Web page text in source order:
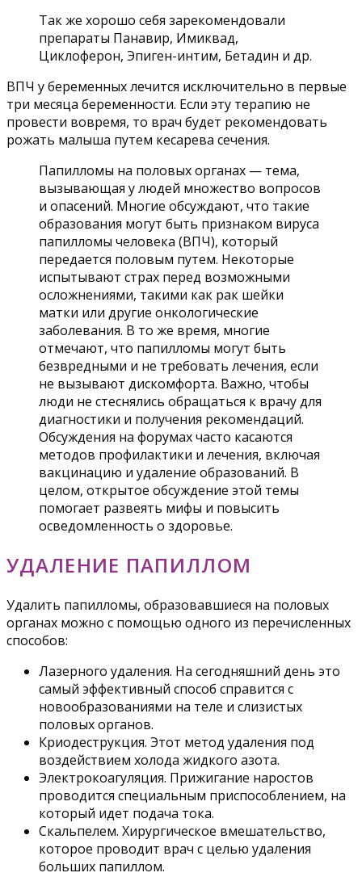
Так же хорошо себя зарекомендовали
препараты Панавир, Имиквад,
Циклоферон, Эпиген-интим, Бетадин и др.
ВПЧ у беременных лечится исключительно в первые
три месяца беременности. Если эту терапию не
провести вовремя, то врач будет рекомендовать
рожать малыша путем кесарева сечения.
Папилломы на половых органах — тема,
вызывающая у людей множество вопросов
и опасений. Многие обсуждают, что такие
образования могут быть признаком вируса
папилломы человека (ВПЧ), который
передается половым путем. Некоторые
испытывают страх перед возможными
осложнениями, такими как рак шейки
матки или другие онкологические
заболевания. В то же время, многие
отмечают, что папилломы могут быть
безвредными и не требовать лечения, если
не вызывают дискомфорта. Важно, чтобы
люди не стеснялись обращаться к врачу для
диагностики и получения рекомендаций.
Обсуждения на форумах часто касаются
методов профилактики и лечения, включая
вакцинацию и удаление образований. В
целом, открытое обсуждение этой темы
помогает развеять мифы и повысить
осведомленность о здоровье.
УДАЛЕНИЕ ПАПИЛЛОМ
Удалить папилломы, образовавшиеся на половых
органах можно с помощью одного из перечисленных
способов:
Лазерного удаления. На сегодняшний день это
самый эффективный способ справится с
новообразованиями на теле и слизистых
половых органов.
Криодеструкция. Этот метод удаления под
воздействием холода жидкого азота.
Электрокоагуляция. Прижигание наростов
проводится специальным приспособлением, на
который идет подача тока.
Скальпелем. Хирургическое вмешательство,
которое проводит врач с целью удаления
больших папиллом.